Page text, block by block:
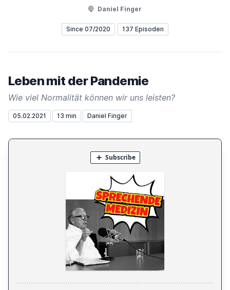
Daniel Finger
Since 07/2020 137 Episoden
Leben mit der Pandemie
Wie viel Normalität können wir uns leisten?
05.02.2021 13 min Daniel Finger